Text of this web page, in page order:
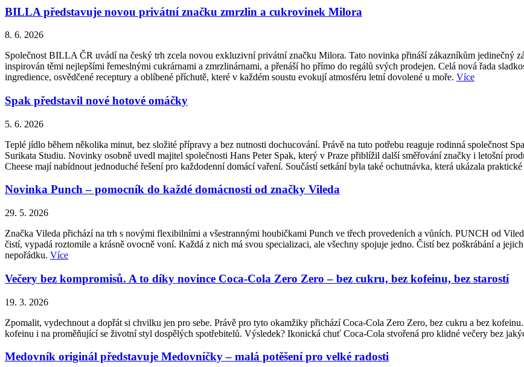
BILLA představuje novou privátní značku zmrzlin a cukrovinek Milora
8. 6. 2026
Společnost BILLA ČR uvádí na český trh zcela novou exkluzivní privátní značku Milora. Tato novinka přináší zákazníkům jedinečný
inspirován těmi nejlepšími řemeslnými cukrárnami a zmrzlinárnami, a přenáší ho přímo do regálů svých prodejen. Celá nová řada
ingredience, osvědčené receptury a oblíbené příchutě, které v každém soustu evokují atmosféru letní dovolené u moře. Více
Spak představil nové hotové omáčky
5. 6. 2026
Teplé jídlo během několika minut, bez složité přípravy a bez nutnosti dochucování. Právě na tuto potřebu reaguje rodinná společnost
Surikata Studiu. Novinky osobně uvedl majitel společnosti Hans Peter Spak, který v Praze přiblížil další směřování značky i letošní
Cheese mají nabídnout jednoduché řešení pro každodenní domácí vaření. Součástí setkání byla také ochutnávka, která ukázala
Novinka Punch – pomocník do každé domácnosti od značky Vileda
29. 5. 2026
Značka Vileda přichází na trh s novými flexibilními a všestrannými houbičkami Punch ve třech provedeních a vůních. PUNCH od
čistí, vypadá roztomile a krásně ovocně voní. Každá z nich má svou specializaci, ale všechny spojuje jedno. Čistí bez poškrábání a
nepořádku. Více
Večery bez kompromisů. A to díky novince Coca-Cola Zero Zero – bez cukru, bez kofeinu, bez starostí
19. 3. 2026
Zpomalit, vydechnout a dopřát si chvilku jen pro sebe. Právě pro tyto okamžiky přichází Coca-Cola Zero Zero, bez cukru a bez
kofeinu i na proměňující se životní styl dospělých spotřebitelů. Výsledek? Ikonická chuť Coca-Cola stvořená pro klidné večery bez
Medovník originál představuje Medovníčky – malá potěšení pro velké radosti